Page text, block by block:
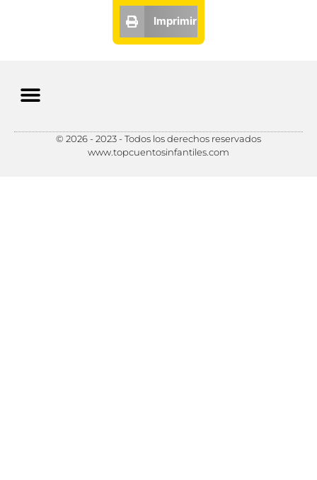
Imprimir
© 2026 - 2023 - Todos los derechos reservados
www.topcuentosinfantiles.com